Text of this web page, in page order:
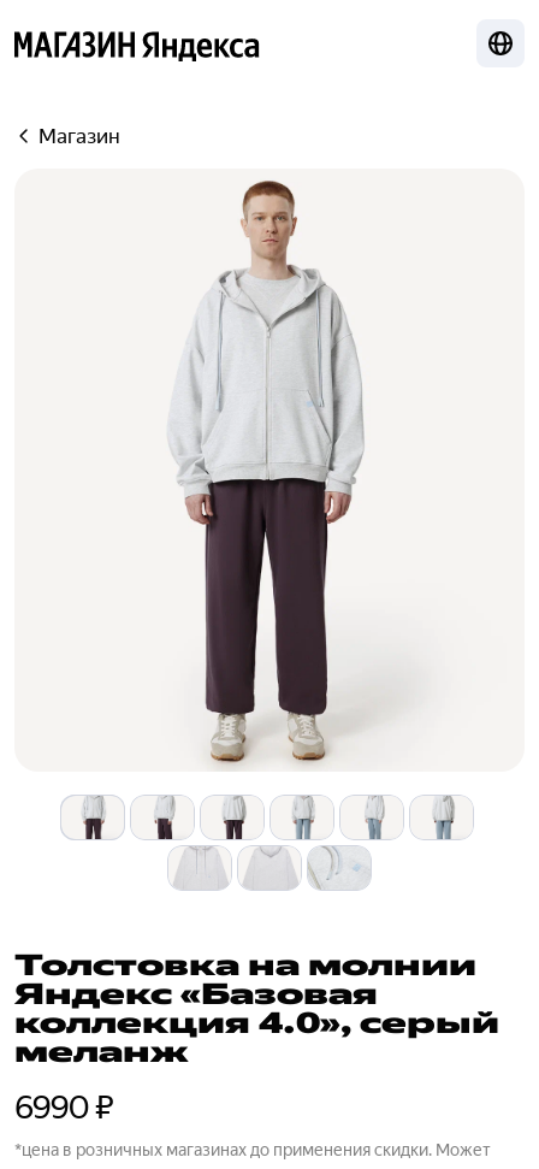
Яндекс
Магазин
Толстовка на молнии
Яндекс «Базовая
коллекция 4.0», серый
меланж
6990 ₽
*цена в розничных магазинах до применения скидки. Может